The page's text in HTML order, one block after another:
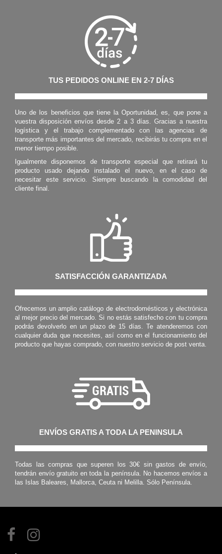
TUS PEDIDOS ONLINE EN 2-7 DÍAS
Uno de los beneficios que tiene la Oportunidad, es, que pone a
vuestra disposición envíos desde 2 a 3 días. Gracias a nuestra
logística y el trabajo complementado con las agencias de
transporte más importantes del mercado, recibirás tu compra en el
menor tiempo posible.
Igualmente disponemos de transporte especial que retirará tu
producto usado dejando instalado el nuevo, en el caso de
necesitar este servicio. Siempre buscando la comodidad del
cliente final.
SATISFACCIÓN GARANTIZADA
Ofrecemos un amplio catálogo de electrodomésticos y electrónica
al mejor precio del mercado. Si no estás satisfecho con tu compra
podrás devolverlo en un plazo de 15 días. Te atenderemos con
cualquier duda que necesites, así como en el funcionamiento del
producto que hayas comprado, con nuestro servicio de post venta.
ENVÍOS GRATIS A TODA LA PENINSULA
Todas las compras que superen los 30€ sin gastos de envío,
tendrán envío gratuito en toda la península. No hacemos envíos a
las Islas Baleares, Mallorca, Ceuta ni Melilla. Sólo Península.